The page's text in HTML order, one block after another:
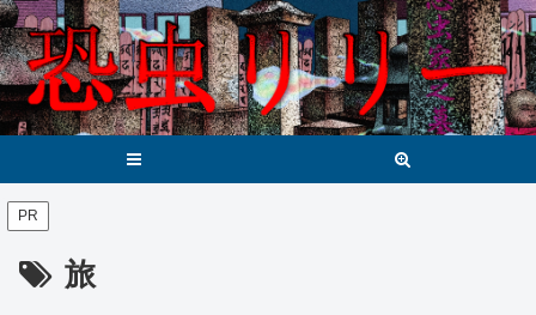
PR
旅